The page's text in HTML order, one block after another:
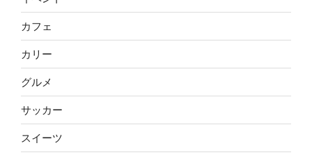
カフェ
カリー
グルメ
サッカー
スイーツ